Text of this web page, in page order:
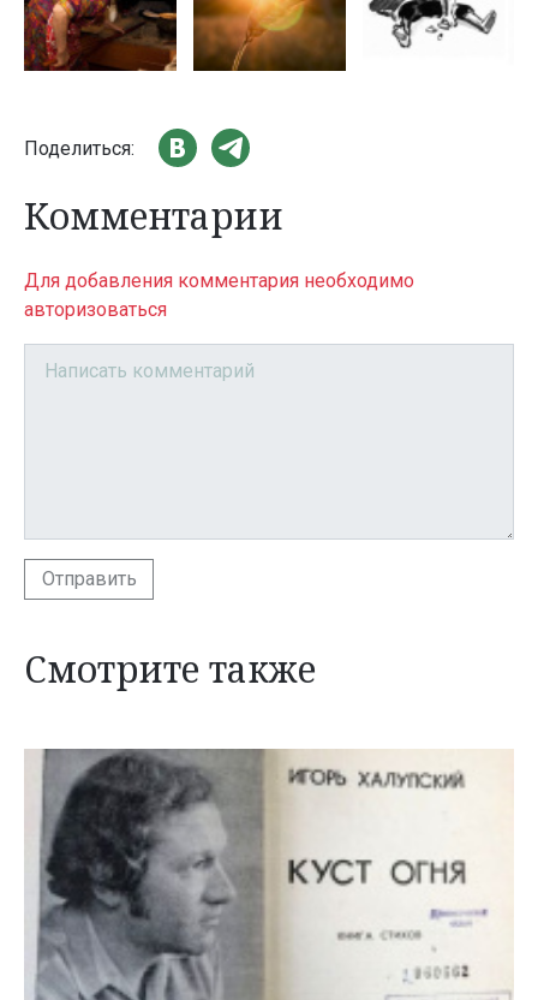
Поделиться:
Комментарии
Для добавления комментария необходимо
авторизоваться
Отправить
Смотрите также